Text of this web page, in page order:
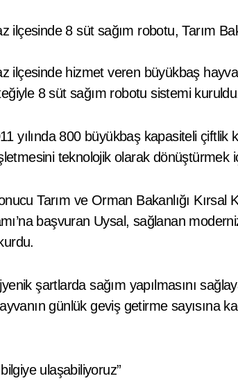
ilçesinde 8 süt sağım robotu, Tarım
ilçesinde hizmet veren büyükbaş
8 süt sağım robotu sistemi
yılında 800 büyükbaş kapasiteli
teknolojik olarak dönüştürmek
Tarım ve Orman Bakanlığı Kırsal
başvuran Uysal, sağlanan
şartlarda sağım yapılmasını
günlük geviş getirme sayısına
ulaşabiliyoruz”